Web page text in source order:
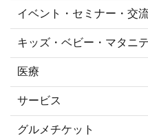
イベント・セミナー・交
キッズ・ベビー・マタニ
医療
サービス
グルメチケット